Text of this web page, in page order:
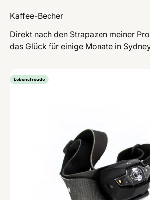
Kaffee-Becher
Direkt nach den Strapazen meiner
das Glück für einige Monate in
Lebensfreude